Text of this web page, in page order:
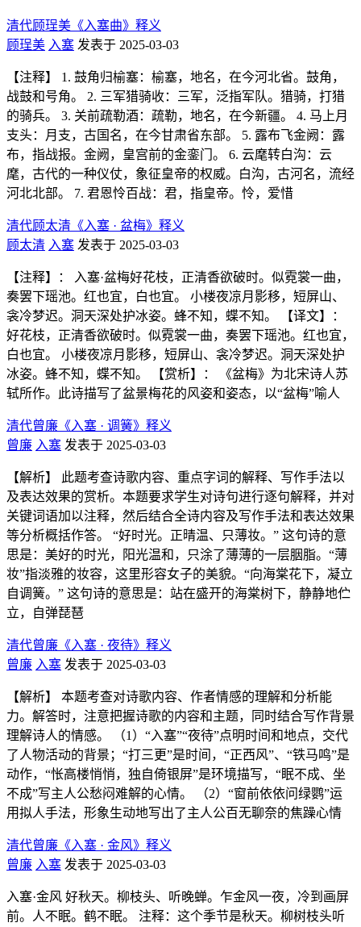
清代顾珵美《入塞曲》释义
顾珵美 入塞 发表于 2025-03-03
【注释】 1. 鼓角归榆塞：榆塞，地名，在今河北省。鼓角，
战鼓和号角。 2. 三军猎骑收：三军，泛指军队。猎骑，打猎
的骑兵。 3. 关前疏勒酒：疏勒，地名，在今新疆。 4. 马上月
支头：月支，古国名，在今甘肃省东部。 5. 露布飞金阙：露
布，指战报。金阙，皇宫前的金銮门。 6. 云麾转白沟：云
麾，古代的一种仪仗，象征皇帝的权威。白沟，古河名，流经
河北北部。 7. 君恩怜百战：君，指皇帝。怜，爱惜
清代顾太清《入塞 · 盆梅》释义
顾太清 入塞 发表于 2025-03-03
【注释】： 入塞·盆梅好花枝，正清香欲破时。似霓裳一曲，
奏罢下瑶池。红也宜，白也宜。 小楼夜凉月影移，短屏山、
衾冷梦迟。洞天深处护冰姿。蜂不知，蝶不知。 【译文】：
好花枝，正清香欲破时。似霓裳一曲，奏罢下瑶池。红也宜，
白也宜。 小楼夜凉月影移，短屏山、衾冷梦迟。洞天深处护
冰姿。蜂不知，蝶不知。 【赏析】： 《盆梅》为北宋诗人苏
轼所作。此诗描写了盆景梅花的风姿和姿态，以“盆梅”喻人
清代曾廉《入塞 · 调簧》释义
曾廉 入塞 发表于 2025-03-03
【解析】 此题考查诗歌内容、重点字词的解释、写作手法以
及表达效果的赏析。本题要求学生对诗句进行逐句解释，并对
关键词语加以注释，然后结合全诗内容及写作手法和表达效果
等分析概括作答。 “好时光。正晴温、只薄妆。” 这句诗的意
思是：美好的时光，阳光温和，只涂了薄薄的一层胭脂。“薄
妆”指淡雅的妆容，这里形容女子的美貌。“向海棠花下，凝立
自调簧。” 这句诗的意思是：站在盛开的海棠树下，静静地伫
立，自弹琵琶
清代曾廉《入塞 · 夜待》释义
曾廉 入塞 发表于 2025-03-03
【解析】 本题考查对诗歌内容、作者情感的理解和分析能
力。解答时，注意把握诗歌的内容和主题，同时结合写作背景
理解诗人的情感。 （1）“入塞”“夜待”点明时间和地点，交代
了人物活动的背景；“打三更”是时间，“正西风”、“铁马鸣”是
动作，“怅高楼悄悄，独自倚银屏”是环境描写，“眠不成、坐
不成”写主人公愁闷难解的心情。 （2）“窗前依依问绿鹦”运
用拟人手法，形象生动地写出了主人公百无聊奈的焦躁心情
清代曾廉《入塞 · 金风》释义
曾廉 入塞 发表于 2025-03-03
入塞·金风 好秋天。柳枝头、听晚蝉。乍金风一夜，冷到画屏
前。人不眠。鹤不眠。 注释：这个季节是秋天。柳树枝头听